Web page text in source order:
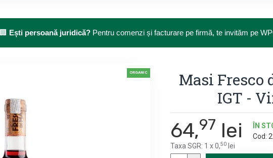
🏢 Ești persoană juridică? Pentru comenzi și facturare pe firmă, te invităm pe
ORGANIC
Masi Fresco
IGT -
64,97 lei
Taxa SGR: 1 x 0,50lei
ÎN
Cod: